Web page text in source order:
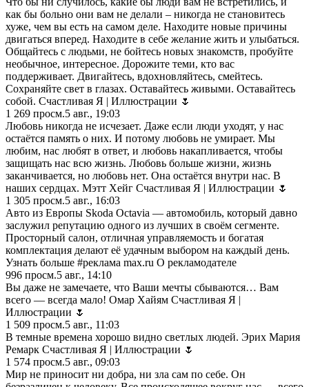
как бы больно они вам не делали – никогда не становитесь
хуже, чем вы есть на самом деле. Находите новые причины
двигаться вперед. Находите в себе желание жить и улыбаться.
Общайтесь с людьми, не бойтесь новых знакомств, пробуйте
необычное, интересное. Дорожите теми, кто вас
поддерживает. Двигайтесь, вдохновляйтесь, смейтесь.
Сохраняйте свет в глазах. Оставайтесь живыми. Оставайтесь
собой. Счастливая Я | Иллюстрации 🌷
1 269 просм.5 авг., 19:03
Любовь никогда не исчезает. Даже если люди уходят, у нас
остаётся память о них. И потому любовь не умирает. Мы
любим, нас любят в ответ, и любовь накапливается, чтобы
защищать нас всю жизнь. Любовь больше жизни, жизнь
заканчивается, но любовь нет. Она остаётся внутри нас. В
наших сердцах. Мэтт Хейг Счастливая Я | Иллюстрации 🌷
1 305 просм.5 авг., 16:03
Авто из Европы Skoda Octavia — автомобиль, который давно
заслужил репутацию одного из лучших в своём сегменте.
Просторный салон, отличная управляемость и богатая
комплектация делают её удачным выбором на каждый день.
Узнать больше #реклама max.ru О рекламодателе
996 просм.5 авг., 14:10
Вы даже не замечаете, что Ваши мечты сбываются… Вам
всего — всегда мало! Омар Хайям Счастливая Я |
Иллюстрации 🌷
1 509 просм.5 авг., 11:03
В темные времена хорошо видно светлых людей. Эрих Мария
Ремарк Счастливая Я | Иллюстрации 🌷
1 574 просм.5 авг., 09:03
Мир не приносит ни добра, ни зла сам по себе. Он